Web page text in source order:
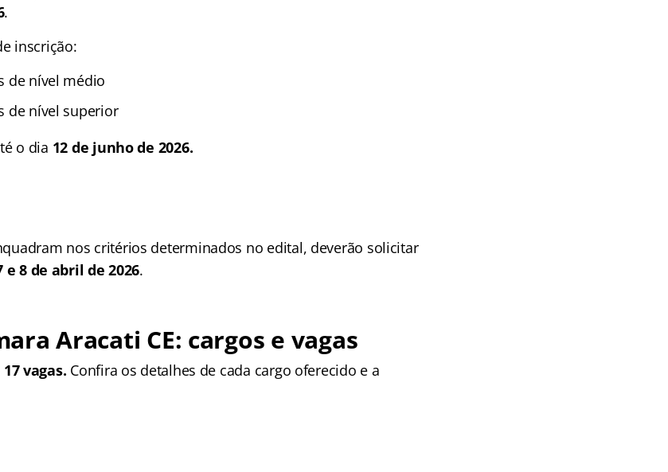
.
inscrição:
de nível médio
de nível superior
o dia 12 de junho de 2026.
nos critérios determinados no edital, deverão solicitar
e 8 de abril de 2026.
Aracati CE: cargos e vagas
17 vagas. Confira os detalhes de cada cargo oferecido e a